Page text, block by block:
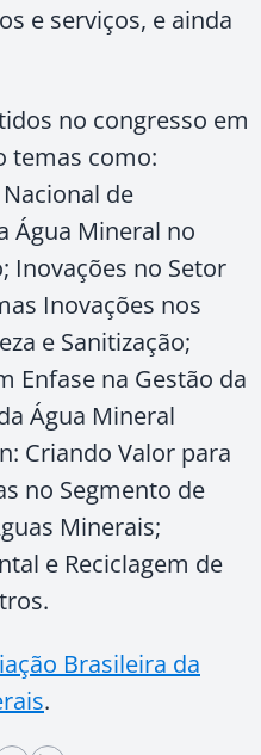
e serviços, e ainda
no congresso em
temas como:
de
Água Mineral no
Inovações no Setor
Inovações nos
e Sanitização;
Enfase na Gestão da
Água Mineral
Criando Valor para
no Segmento de
Minerais;
e Reciclagem de
Brasileira da
.